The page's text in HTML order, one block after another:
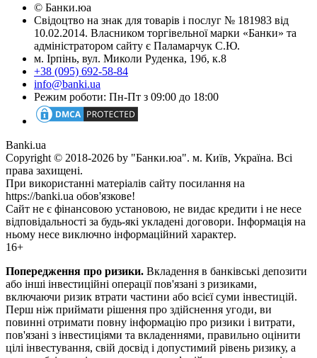
© Банки.юа
Свідоцтво на знак для товарів і послуг № 181983 від
10.02.2014. Власником торгівельної марки «Банки» та
адміністратором сайту є Паламарчук С.Ю.
м. Ірпінь, вул. Миколи Руденка, 19б, к.8
+38 (095) 692-58-84
info@banki.ua
Режим роботи: Пн-Пт з 09:00 до 18:00
Banki.ua
Copyright © 2018-2026 by "Банки.юа". м. Київ, Україна. Всі
права захищені.
При використанні матеріалів сайту посилання на
https://banki.ua обов'язкове!
Сайт не є фінансовою установою, не видає кредити і не несе
відповідальності за будь-які укладені договори. Інформація на
ньому несе виключно інформаційний характер.
16+
Попередження про ризики. Вкладення в банківські депозити
або інші інвестиційні операції пов'язані з ризиками,
включаючи ризик втрати частини або всієї суми інвестицій.
Перш ніж приймати рішення про здійснення угоди, ви
повинні отримати повну інформацію про ризики і витрати,
пов'язані з інвестиціями та вкладеннями, правильно оцінити
цілі інвестування, свій досвід і допустимий рівень ризику, а